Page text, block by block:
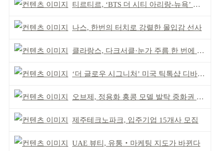
티르티르, ‘BTS 더 시티 아리랑-뉴욕’ 참여
나스, 한번의 터치로 강렬한 몰입감 선사
클라랑스, 다크서클·눈가 주름 한 번에 더블 케어
‘더 글로우 시그니처’ 미국 틱톡샵 디바이스 부문 1위
오브제, 정용화 홍콩 모델 발탁 중화권 공략 강화
제주테크노파크, 입주기업 15개사 모집
UAE 뷰티, 유통‧마케팅 지도가 바뀐다